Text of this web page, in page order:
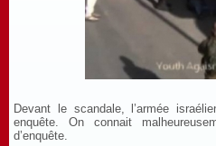
Devant le scandale, l’armée
enquête. On connait
d’enquête.